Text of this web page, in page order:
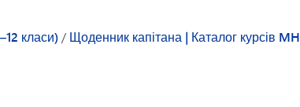
класи)/ Щоденник капітана | Каталог курсів